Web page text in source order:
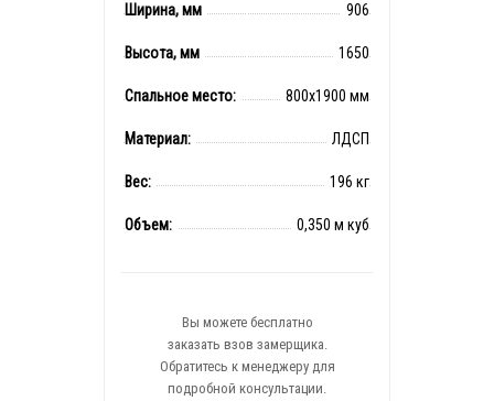
Ширина, мм 906
Высота, мм 1650
Спальное место: 800x1900 мм
Материал: ЛДСП
Вес: 196 кг
Объем: 0,350 м куб
Вы можете бесплатно
заказать взов замерщика.
Обратитесь к менеджеру для
подробной консультации.